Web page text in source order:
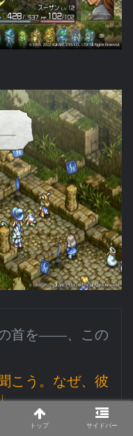
首を――、この
こう。なぜ、彼
。残党狩りへ。
トップ サイドバー